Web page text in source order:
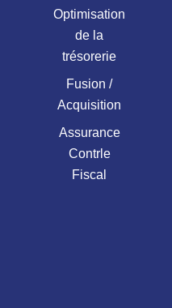
Optimisation
de la
trésorerie
Fusion /
Acquisition
Assurance
Contrle
Fiscal